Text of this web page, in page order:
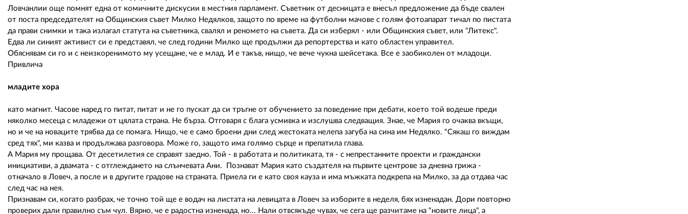
Ловчанлии още помнят една от комичните дискусии в местния парламент. Съветник от десницата е внесъл предложение да бъде свален
от поста председателят на Общинския съвет Милко Недялков, защото по време на футболни мачове с голям фотоапарат тичал по пистата
да прави снимки и така излагал статута на съветника, свалял и реномето на съвета. Да си изберял - или Общинския съвет, или "Литекс".
Едва ли синият активист си е представял, че след години Милко ще продължи да репортерства и като областен управител.
Обяснявам си го и с неизкоренимото му усещане, че е млад. И е такъв, нищо, че вече чукна шейсетака. Все е заобиколен от младоци.
Привлича
младите хора
като магнит. Часове наред го питат, питат и не го пускат да си тръгне от обучението за поведение при дебати, което той водеше преди
няколко месеца с младежи от цялата страна. Не бърза. Отговаря с блага усмивка и изслушва следващия. Знае, че Мария го очаква вкъщи,
но и че на новаците трябва да се помага. Нищо, че е само броени дни след жестоката нелепа загуба на сина им Недялко. "Сякаш го виждам
сред тях", ми казва и продължава разговора. Може го, защото има голямо сърце и препатила глава.
А Мария му прощава. От десетилетия се справят заедно. Той - в работата и политиката, тя - с непрестанните проекти и граждански
инициативи, а двамата - с отглеждането на слънчевата Ани. Познават Мария като създателя на първите центрове за дневна грижа -
отначало в Ловеч, а после и в другите градове на страната. Приела ги е като своя кауза и има мъжката подкрепа на Милко, за да отдава час
след час на нея.
Признавам си, когато разбрах, че точно той ще е водач на листата на левицата в Ловеч за изборите в неделя, бях изненадан. Дори повторно
проверих дали правилно съм чул. Вярно, че е радостна изненада, но... Нали отвсякъде чувах, че сега ще разчитаме на "новите лица", а